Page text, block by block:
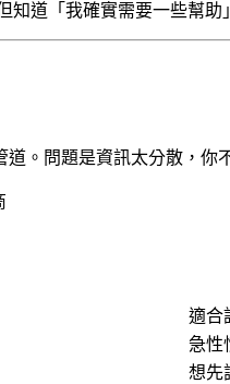
道「我確實需要一些幫
。問題是資訊太分散，你
適合
急性
想先